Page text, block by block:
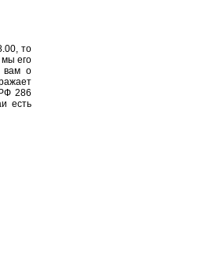
то
мы его
вам о
286
есть